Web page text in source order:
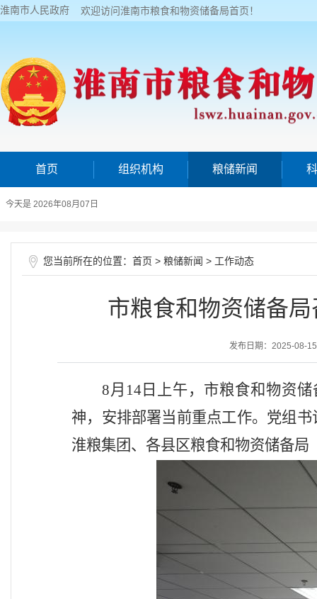
淮南市人民政府 欢迎访问淮南市粮食和物资储备局首页！
首页 组织机构 粮储新闻
今天是 2026年08月07日
您当前所在的位置： 首页 > 粮储新闻 > 工作动态
市粮食和物资储备
发布日期：2025-08-
8月14日 上午，市粮食和物资
神， 安排部署当前重点工作。党组书
淮粮集团、各县区粮食和物资储备局